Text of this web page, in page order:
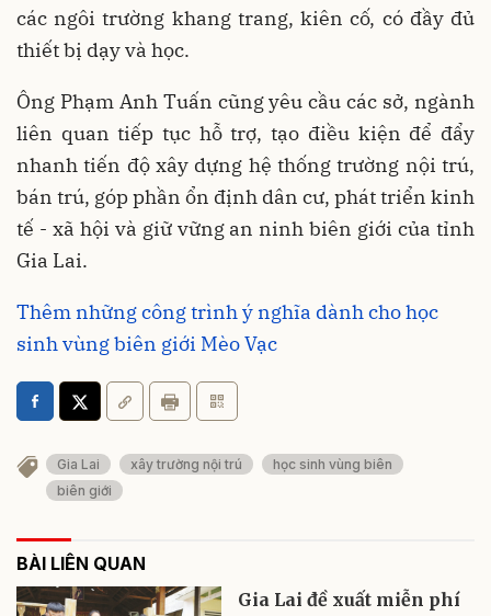
các ngôi trường khang trang, kiên cố, có đầy đủ
thiết bị dạy và học.
Ông Phạm Anh Tuấn cũng yêu cầu các sở, ngành
liên quan tiếp tục hỗ trợ, tạo điều kiện để đẩy
nhanh tiến độ xây dựng hệ thống trường nội trú,
bán trú, góp phần ổn định dân cư, phát triển kinh
tế - xã hội và giữ vững an ninh biên giới của tỉnh
Gia Lai.
Thêm những công trình ý nghĩa dành cho học
sinh vùng biên giới Mèo Vạc
Gia Lai xây trường nội trú
học sinh vùng biên
biên giới
BÀI LIÊN QUAN
Gia Lai đề xuất miễn phí